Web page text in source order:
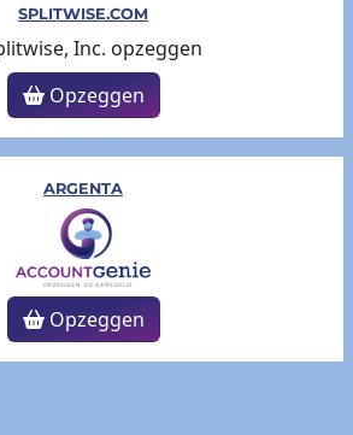
SPLITWISE.COM
Opzeggen
ARGENTA
Opzeggen